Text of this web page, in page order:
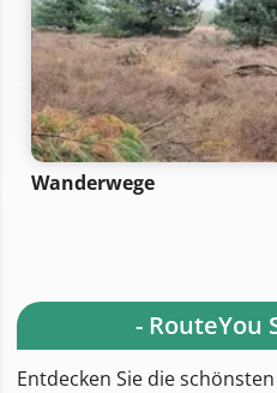
Wanderwege
- RouteYou
Entdecken Sie die